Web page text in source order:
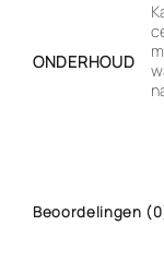
ONDERHOUD
Beoordelingen